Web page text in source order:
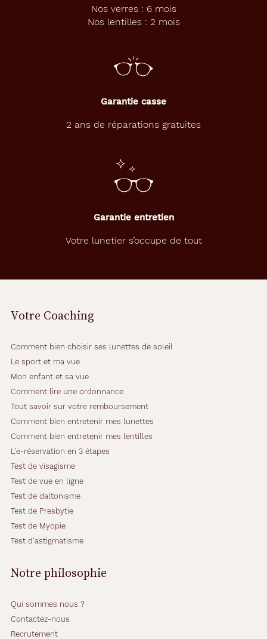
Nos verres : 6 mois
Nos lentilles : 2 mois
Garantie casse
2 ans de réparations gratuites
Garantie entretien
Votre lunetier s’occupe de tout
Votre Coaching
Comment bien choisir ses lunettes de soleil
Le sport et ma vue
Mon enfant et sa vue
Comment lire une ordonnance
Tout savoir sur votre remboursement
Comment bien entretenir mes lunettes
Comment bien entretenir mes lentilles
L'e-réservation en 3 étapes
Test de visagisme
Test de vue en ligne
Test de daltonisme
Test de Presbytie
Test de Myopie
Test d'astigmatisme
Notre philosophie
Qui sommes nous ?
Contactez-nous
Recrutement